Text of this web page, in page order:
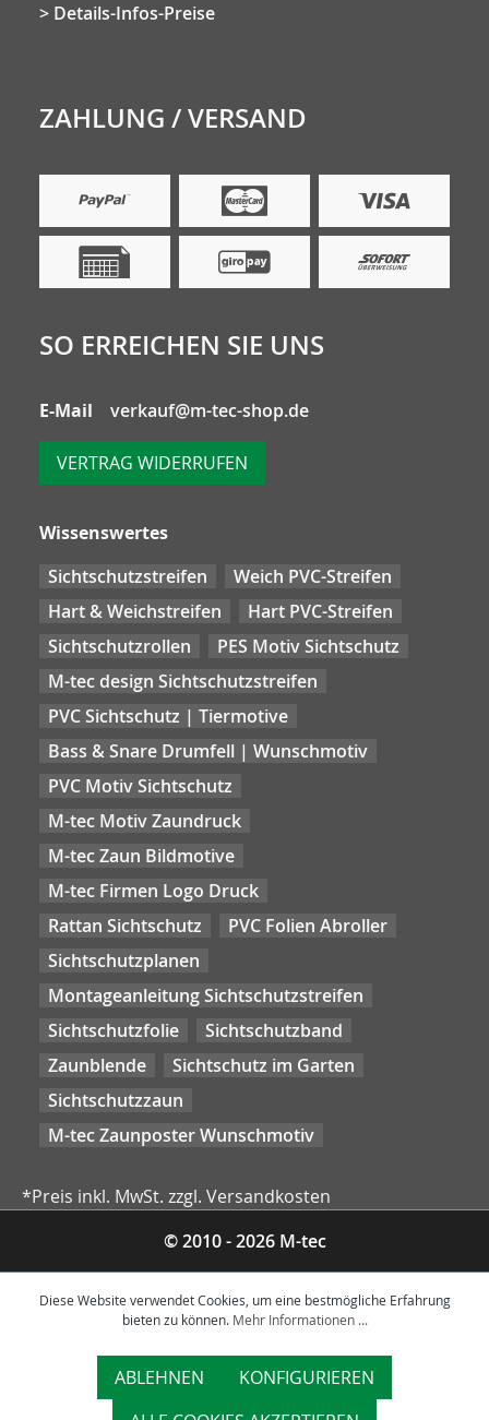
Details-Infos-Preise
ZAHLUNG / VERSAND
SO ERREICHEN SIE UNS
E-Mail verkauf@m-tec-shop.de
VERTRAG WIDERRUFEN
Wissenswertes
Sichtschutzstreifen
Weich PVC-Streifen
Hart & Weichstreifen
Hart PVC-Streifen
Sichtschutzrollen
PES Motiv Sichtschutz
M-tec design Sichtschutzstreifen
PVC Sichtschutz | Tiermotive
Bass & Snare Drumfell | Wunschmotiv
PVC Motiv Sichtschutz
M-tec Motiv Zaundruck
M-tec Zaun Bildmotive
M-tec Firmen Logo Druck
Rattan Sichtschutz
PVC Folien Abroller
Sichtschutzplanen
Montageanleitung Sichtschutzstreifen
Sichtschutzfolie
Sichtschutzband
Zaunblende
Sichtschutz im Garten
Sichtschutzzaun
M-tec Zaunposter Wunschmotiv
*Preis inkl. MwSt. zzgl. Versandkosten
© 2010 - 2026 M-tec
Diese Website verwendet Cookies, um eine bestmögliche Erfahrung
bieten zu können. Mehr Informationen ...
ABLEHNEN
KONFIGURIEREN